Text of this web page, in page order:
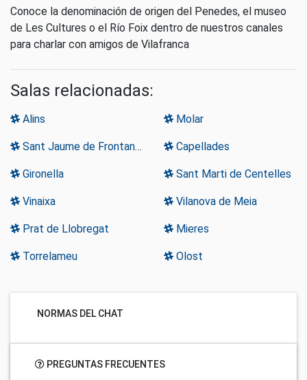
Conoce la denominación de origen del Penedes, el museo
de Les Cultures o el Río Foix dentro de nuestros canales
para charlar con amigos de Vilafranca
Salas relacionadas:
Alins Molar
Sant Jaume de Frontanya Capellades
Gironella Sant Marti de Centelles
Vinaixa Vilanova de Meia
Prat de Llobregat Mieres
Torrelameu Olost
NORMAS DEL CHAT
PREGUNTAS FRECUENTES